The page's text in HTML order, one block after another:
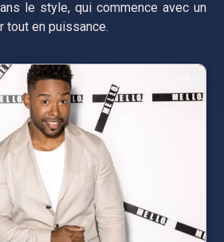
le style, qui commence avec un
tout en puissance.